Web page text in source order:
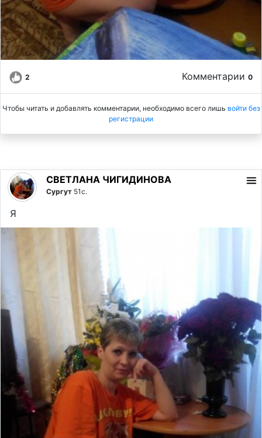
2 Комментарии 0
Чтобы читать и добавлять комментарии, необходимо всего лишь войти без
регистрации
СВЕТЛАНА ЧИГИДИНОВА
Сургут 51с.
Я